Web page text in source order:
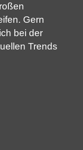
Gern
bei der
Trends